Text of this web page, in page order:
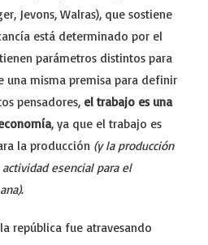
Jevons, Walras), que sostiene
está determinado por el
parámetros distintos para
una misma premisa para definir
pensadores, el trabajo es una
, ya que el trabajo es
la producción (y la producción
esencial para el
.
república fue atravesando